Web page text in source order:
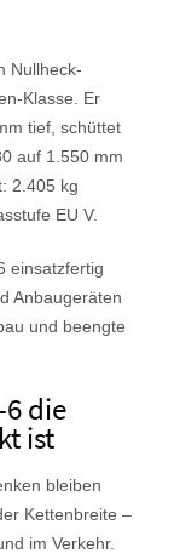
Nullheck-
Klasse. Er
tief, schüttet
auf 1.550 mm
2.405 kg
EU V.
einsatzfertig
Anbaugeräten
und beengte
die
ist
bleiben
Kettenbreite –
im Verkehr.